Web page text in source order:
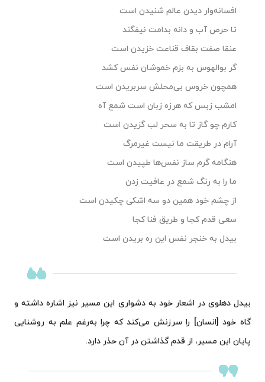
افسانه‌وار دیدن عالم شنیدن است
تا حرص آب و دانه بدامت نیفگند
عنقا صفت بقاف قناعت خزیدن است
گر بوالهوس به بزم خموشان نفس کشد
همچون خروس بی‌محلش سربریدن است
امشب زبس که هرزه زبان است شمع آه
کارم چو گاز تا به سحر لب گزیدن است
آرام در طریقت ما نیست غیرمرگ
هنگامه گرم ساز نفس‌ها طپیدن است
ما را به رنگ شمع در عافیت زدن
از چشم خود همین دو سه اشکی چکیدن است
سعی قدم کجا و طریق فنا کجا
بیدل به خنجر نفس این ره بریدن است
بیدل دهلوی در اشعار خود به دشواری این مسیر نیز اشاره داشته و
گاه خود [انسان] را سرزنش می‌کند که چرا به‌رغم علم به روشنایی
پایان این مسیر، از قدم گذاشتن در آن حذر دارد.